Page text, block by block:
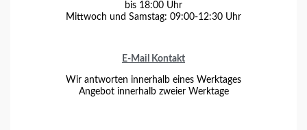
bis 18:00 Uhr
Mittwoch und Samstag: 09:00-12:30 Uhr
E-Mail Kontakt
Wir antworten innerhalb eines Werktages
Angebot innerhalb zweier Werktage